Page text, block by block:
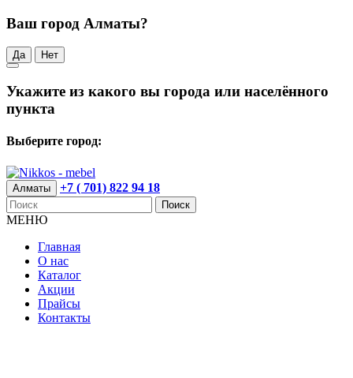
Ваш город Алматы?
Да Нет
Укажите из какого вы города или населённого
пункта
Выберите город:
Алматы +7 ( 701) 822 94 18
Поиск
МЕНЮ
Главная
О нас
Каталог
Акции
Прайсы
Контакты